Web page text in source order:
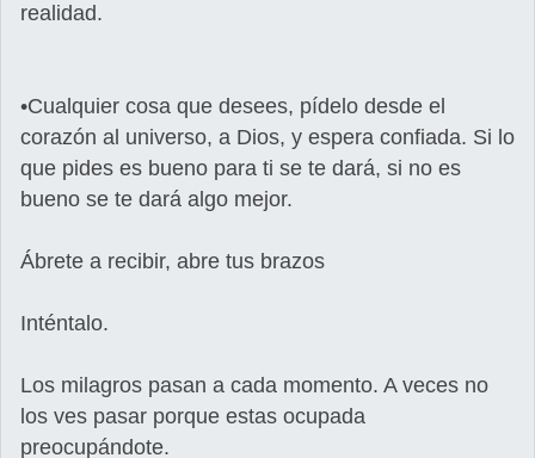
realidad.
•Cualquier cosa que desees, pídelo desde el
corazón al universo, a Dios, y espera confiada. Si lo
que pides es bueno para ti se te dará, si no es
bueno se te dará algo mejor.
Ábrete a recibir, abre tus brazos
Inténtalo.
Los milagros pasan a cada momento. A veces no
los ves pasar porque estas ocupada
preocupándote.